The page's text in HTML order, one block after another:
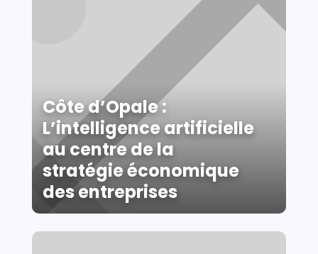
Côte d’Opale :
L’intelligence artificielle
au centre de la
stratégie économique
des entreprises